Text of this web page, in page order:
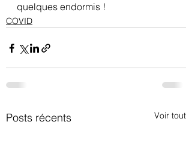
quelques endormis !
COVID
Posts récents Voir tout